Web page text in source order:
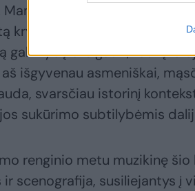
buvo lengva kurti muziką,
kryptį ir naratyvą, mąstymo
galimybę atsigauti, tautą.
išgyvenau asmeniškai,
svarsčiau istorinį
sukūrimo subtilybėmis
renginio metu muzikinę
ir scenografija, susiliejantys į